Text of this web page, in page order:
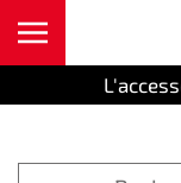
Cookies